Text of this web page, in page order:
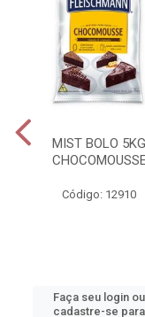
MIST BOLO 5KG
Código: 12910
Faça seu login ou
cadastre-se para